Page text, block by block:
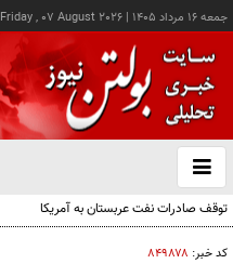
جمعه ۱۶ مرداد ۱۴۰۵ |
Friday , 07 August 2026
باز
و
توقف صادرات نفت عربستان به آمریکا
کد خبر: ۸۴۹۸۷۸